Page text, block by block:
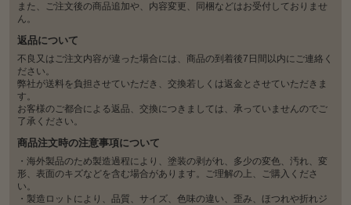
また、ご注文後の商品追加や、内容変更、同梱などはお受付しておりませ
ん。
返品について
不良又はご注文内容が違った場合には、商品の到着後7日間以内にご連絡く
ださい。
弊社が送料を負担させていただき、交換若しくは返金とさせていただきま
す。
お客様のご都合による返品、交換につきましては、承っていませんのでご
了承ください。
商品注文時の注意事項について
・海外製品のため製造過程により、塗装の剥がれ、多少の変色、汚れ、変
形、表面のキズなどを含む場合があります。ご理解の上、ご購入くださ
い。
・製造ロットにより、品質、サイズ、色味の違い、歪み、ほつれや折れジ